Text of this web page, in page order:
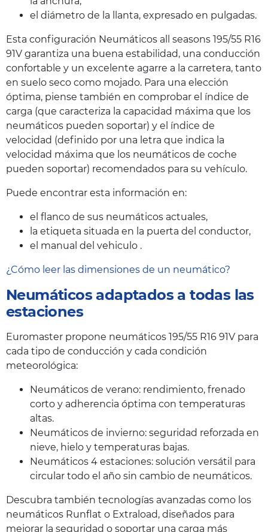
el diámetro de la llanta, expresado en pulgadas.
Esta configuración Neumáticos all seasons 195/55 R16
91V garantiza una buena estabilidad, una conducción
confortable y un excelente agarre a la carretera, tanto
en suelo seco como mojado. Para una elección
óptima, piense también en comprobar el índice de
carga (que caracteriza la capacidad máxima que los
neumáticos pueden soportar) y el índice de
velocidad (definido por una letra que indica la
velocidad máxima que los neumáticos de coche
pueden soportar) recomendados para su vehículo.
Puede encontrar esta información en:
el flanco de sus neumáticos actuales,
la etiqueta situada en la puerta del conductor,
el manual del vehiculo .
¿Cómo leer las dimensiones de un neumático?
Neumáticos adaptados a todas las
estaciones
Euromaster propone neumáticos 195/55 R16 91V para
cada tipo de conducción y cada condición
meteorológica:
Neumáticos de verano: rendimiento, frenado
corto y adherencia óptima con temperaturas
altas.
Neumáticos de invierno: seguridad reforzada en
nieve, hielo y temperaturas bajas.
Neumáticos 4 estaciones: solución versátil para
circular todo el año sin cambio de neumáticos.
Descubra también tecnologías avanzadas como los
neumáticos Runflat o Extraload, diseñados para
mejorar la seguridad o soportar una carga más